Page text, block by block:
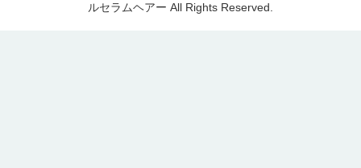
ルセラムヘアー All Rights Reserved.